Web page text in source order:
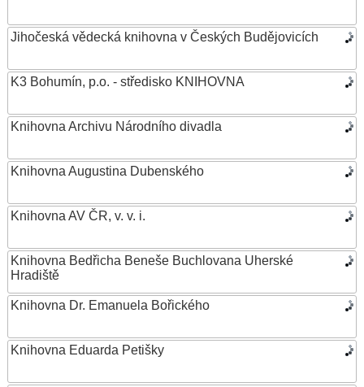
Jihočeská vědecká knihovna v Českých Budějovicích
K3 Bohumín, p.o. - středisko KNIHOVNA
Knihovna Archivu Národního divadla
Knihovna Augustina Dubenského
Knihovna AV ČR, v. v. i.
Knihovna Bedřicha Beneše Buchlovana Uherské
Hradiště
Knihovna Dr. Emanuela Bořického
Knihovna Eduarda Petišky